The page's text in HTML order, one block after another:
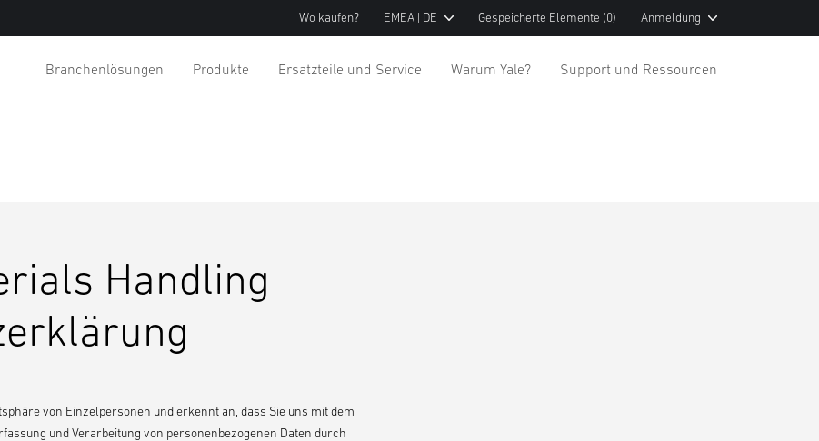
Wo kaufen? EMEA | DE Gespeicherte Elemente (0) Anmeldung
Branchenlösungen Produkte Ersatzteile und Service Warum Yale? Support und Ressourcen
Handling
von Einzelpersonen und erkennt an, dass Sie uns mit dem
und Verarbeitung von personenbezogenen Daten durch